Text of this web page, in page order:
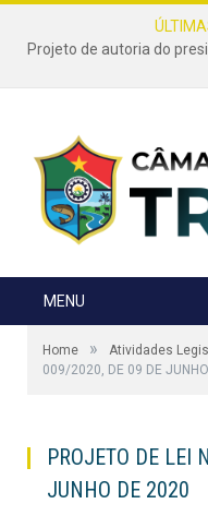
MENU
Home » Atividades
009/2020, DE 09 DE
PROJETO DE LEI
JUNHO DE 2020